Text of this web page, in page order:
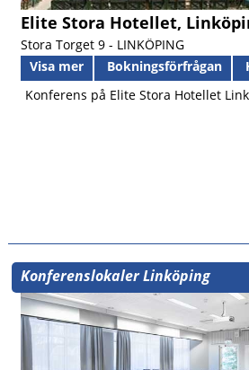
Elite Stora Hotellet,
Stora Torget 9 - LINKÖPING
Visa mer
Bokningsförfrågan
Konferens på Elite Stora Hotellet
Konferenslokaler Linköping